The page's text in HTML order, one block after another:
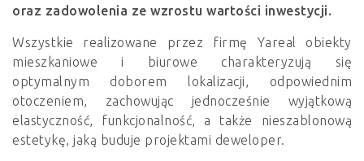
oraz zadowolenia ze wzrostu wartości inwestycji.
Wszystkie realizowane przez firmę Yareal obiekty
mieszkaniowe i biurowe charakteryzują się
optymalnym doborem lokalizacji, odpowiednim
otoczeniem, zachowując jednocześnie wyjątkową
elastyczność, funkcjonalność, a także nieszablonową
estetykę, jaką buduje projektami deweloper.